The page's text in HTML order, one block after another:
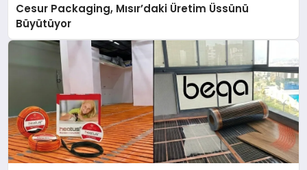
Cesur Packaging, Mısır’daki Üretim Üssünü
Büyütüyor